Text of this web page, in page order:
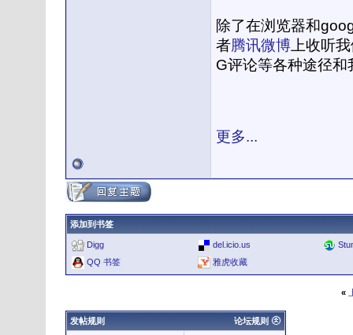
除了在浏览器和
者腾讯微博 上收听
G评论等各种途径
更多...
添加到书签
Digg del.icio.us
QQ 书签
雅虎收藏
«
论坛规则
发帖规则